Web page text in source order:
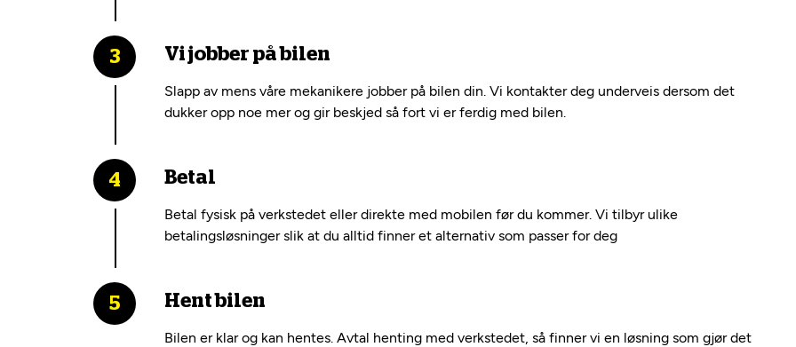
Vi jobber på bilen
Slapp av mens våre mekanikere jobber på bilen din. Vi kontakter deg underveis dersom det
dukker opp noe mer og gir beskjed så fort vi er ferdig med bilen.
Betal
Betal fysisk på verkstedet eller direkte med mobilen før du kommer. Vi tilbyr ulike
betalingsløsninger slik at du alltid finner et alternativ som passer for deg
Hent bilen
Bilen er klar og kan hentes. Avtal henting med verkstedet, så finner vi en løsning som gjør det